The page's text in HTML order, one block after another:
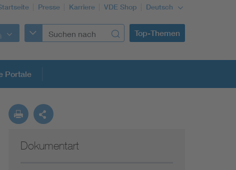
Presse Karriere VDE Shop Deutsch
Top-Themen
Funktionale Sicherheit schützt den Menschen
Portale
Dokumentart